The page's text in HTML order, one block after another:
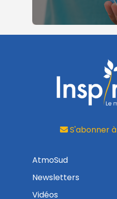
S'abonner à
AtmoSud
Newsletters
Vidéos